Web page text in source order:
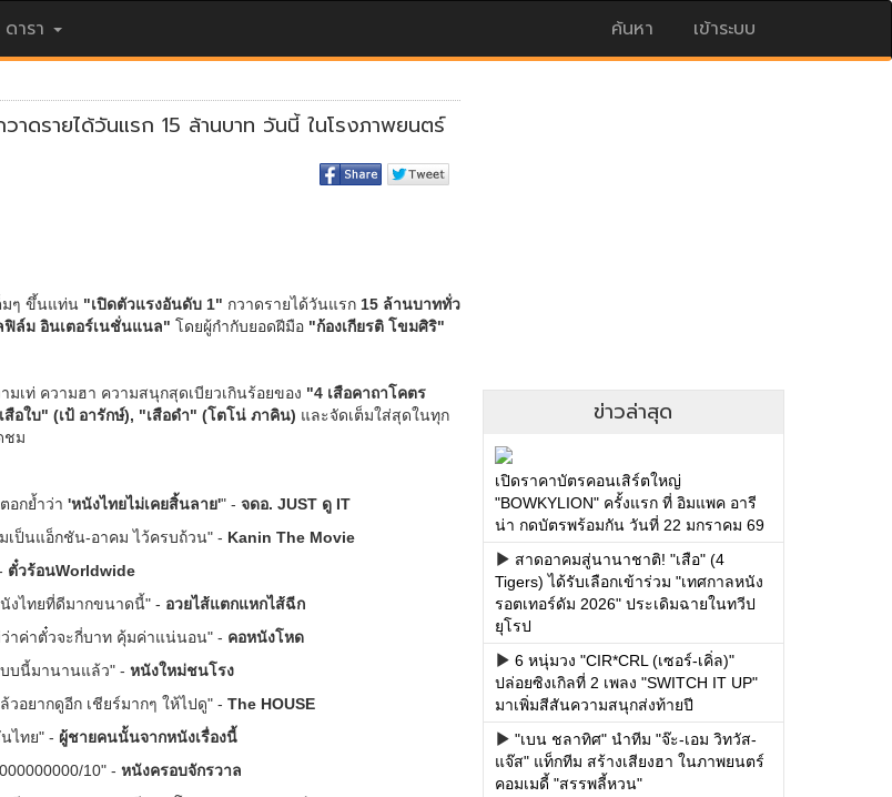
ดารา ค้นหา เข้าระบบ
ข่าวล่าสุด
เปิดราคาบัตรคอนเสิร์ตใหญ่
"BOWKYLION" ครั้งแรก ที่ อิมแพค อารี
น่า กดบัตรพร้อมกัน วันที่ 22 มกราคม 69
สาดอาคมสู่นานาชาติ! "เสือ" (4
Tigers) ได้รับเลือกเข้าร่วม "เทศกาลหนัง
รอตเทอร์ดัม 2026" ประเดิมฉายในทวีป
ยุโรป
6 หนุ่มวง "CIR*CRL (เซอร์-เคิ่ล)"
ปล่อยซิงเกิลที่ 2 เพลง "SWITCH IT UP"
มาเพิ่มสีสันความสนุกส่งท้ายปี
"เบน ชลาทิศ" นำทีม "จ๊ะ-เอม วิทวัส-
แจ๊ส" แท็กทีม สร้างเสียงฮา ในภาพยนตร์
คอมเมดี้ "สรรพลี้หวน"